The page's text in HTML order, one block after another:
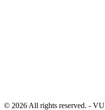
© 2026 All rights reserved. - VU